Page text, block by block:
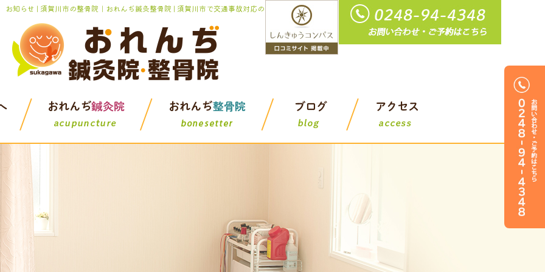
お知らせ | 須賀川市の整骨院｜おれんぢ鍼灸整骨院 | 須賀川市で交通事故対応の鍼灸整骨院